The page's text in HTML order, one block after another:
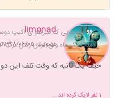
limonad
عضویت: 1398/06/05
من جایی ک میرفتم ی اکیپ
مدت یک ماه ولی کردن رفتن
حیف یک ثانیه که وقت تلف این
1نفر لایک کرده اند ...